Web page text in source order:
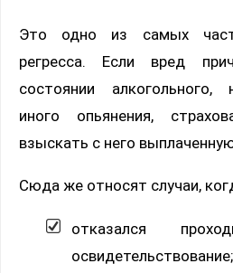
Это одно из самых
регресса. Если вред
состоянии алкогольного,
иного опьянения,
взыскать с него
Сюда же относят случаи,
отказался
освидетельствование;